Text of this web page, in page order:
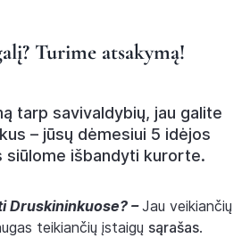
Turime atsakymą!
tarp savivaldybių, jau galite
– jūsų dėmesiui 5 idėjos
siūlome išbandyti kurorte.
Druskininkuose? –Jau veikiančių
teikiančių įstaigų sąrašas.